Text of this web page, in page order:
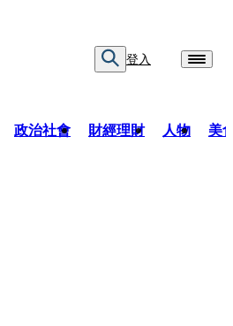
登入
政治社會 財經理財 人物 美